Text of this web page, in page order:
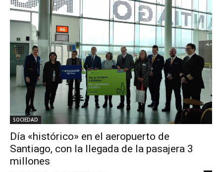
SOCIEDAD
Día «histórico» en el aeropuerto de
Santiago, con la llegada de la pasajera 3
millones